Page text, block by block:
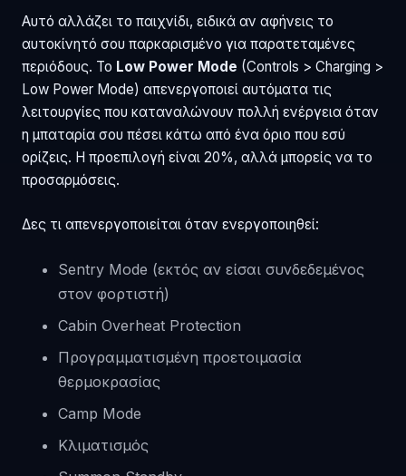
Αυτό αλλάζει το παιχνίδι, ειδικά αν αφήνεις το
αυτοκίνητό σου παρκαρισμένο για παρατεταμένες
περιόδους. Το Low Power Mode (Controls > Charging >
Low Power Mode) απενεργοποιεί αυτόματα τις
λειτουργίες που καταναλώνουν πολλή ενέργεια όταν
η μπαταρία σου πέσει κάτω από ένα όριο που εσύ
ορίζεις. Η προεπιλογή είναι 20%, αλλά μπορείς να το
προσαρμόσεις.
Δες τι απενεργοποιείται όταν ενεργοποιηθεί:
Sentry Mode (εκτός αν είσαι συνδεδεμένος
στον φορτιστή)
Cabin Overheat Protection
Προγραμματισμένη προετοιμασία
θερμοκρασίας
Camp Mode
Κλιματισμός